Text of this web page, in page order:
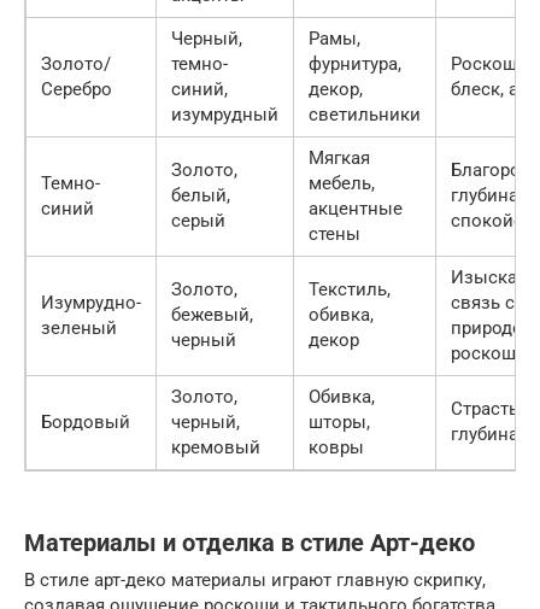
Золото/
Серебро
Черный,
темно-
синий,
изумрудный
Рамы,
фурнитура,
декор,
светильники
Роскошь,
блеск,
Темно-
синий
Золото,
белый,
серый
Мягкая
мебель,
акцентные
стены
глубина,
Изумрудно-
зеленый
Золото,
бежевый,
черный
Текстиль,
обивка,
декор
связь с
природой,
роскошь
Бордовый
Золото,
черный,
кремовый
Обивка,
шторы,
ковры
Страсть,
глубина,
Материалы и отделка в стиле Арт-деко
В стиле арт-деко материалы играют главную скрипку,